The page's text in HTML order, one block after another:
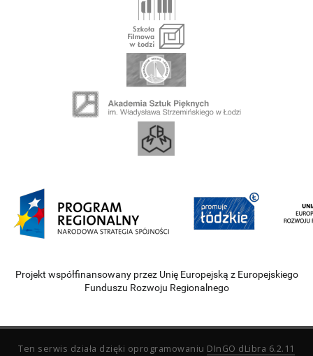
Projekt współfinansowany przez Unię Europejską z Europejskiego
Funduszu Rozwoju Regionalnego
Ten serwis działa dzięki oprogramowaniu DInGO dLibra 6.2.11